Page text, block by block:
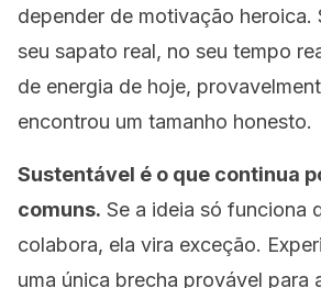
depender de motivação heroica.
seu sapato real, no seu tempo
de energia de hoje,
encontrou um tamanho honesto.
Sustentável é o que continua
comuns. Se a ideia só funciona
colabora, ela vira exceção.
uma única brecha provável para